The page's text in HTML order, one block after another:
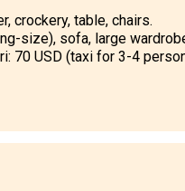
crockery, table, chairs.
size), sofa, large
70 USD (taxi for 3-4